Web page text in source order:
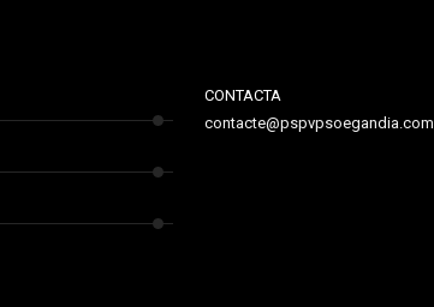
CONTACTA
contacte@pspvpsoegandia.com